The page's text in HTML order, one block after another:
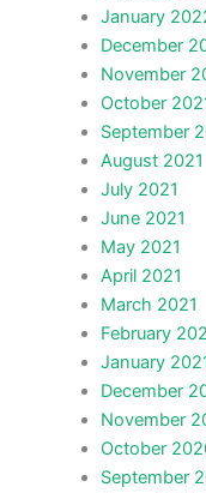
January
December
November
October
September
August 2021
July 2021
June 2021
May 2021
April 2021
March 2021
February
January
December
November
October
September